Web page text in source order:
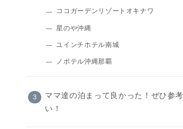
ココガーデンリゾートオキナワ
星のや沖縄
ユインチホテル南城
ノボテル沖縄那覇
ママ達の泊まって良かった！ぜひ参
い！